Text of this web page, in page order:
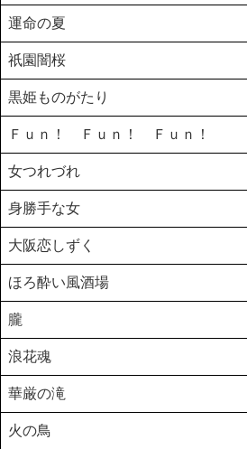
運命の夏
祇園闇桜
黒姫ものがたり
Ｆｕｎ！ Ｆｕｎ！ Ｆｕｎ！
女つれづれ
身勝手な女
大阪恋しずく
ほろ酔い風酒場
朧
浪花魂
華厳の滝
火の鳥